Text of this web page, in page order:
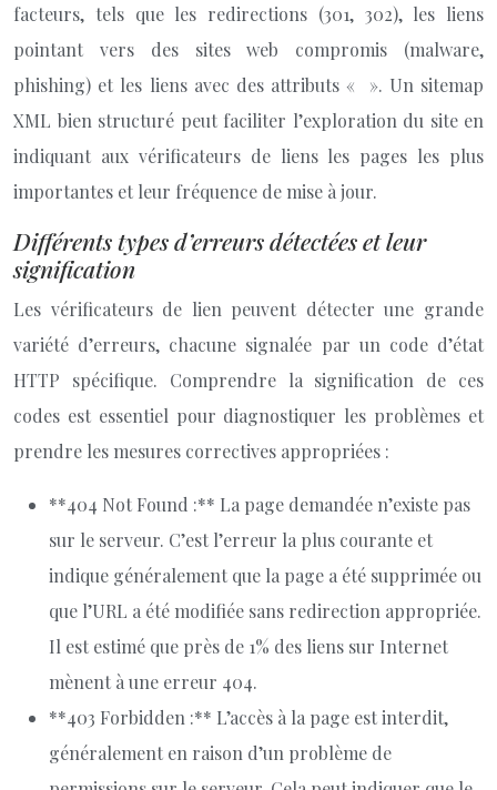
facteurs, tels que les redirections (301, 302), les liens
pointant vers des sites web compromis (malware,
phishing) et les liens avec des attributs « ». Un sitemap
XML bien structuré peut faciliter l’exploration du site en
indiquant aux vérificateurs de liens les pages les plus
importantes et leur fréquence de mise à jour.
Différents types d’erreurs détectées et leur
signification
Les vérificateurs de lien peuvent détecter une grande
variété d’erreurs, chacune signalée par un code d’état
HTTP spécifique. Comprendre la signification de ces
codes est essentiel pour diagnostiquer les problèmes et
prendre les mesures correctives appropriées :
**404 Not Found :** La page demandée n’existe pas
sur le serveur. C’est l’erreur la plus courante et
indique généralement que la page a été supprimée ou
que l’URL a été modifiée sans redirection appropriée.
Il est estimé que près de 1% des liens sur Internet
mènent à une erreur 404.
**403 Forbidden :** L’accès à la page est interdit,
généralement en raison d’un problème de